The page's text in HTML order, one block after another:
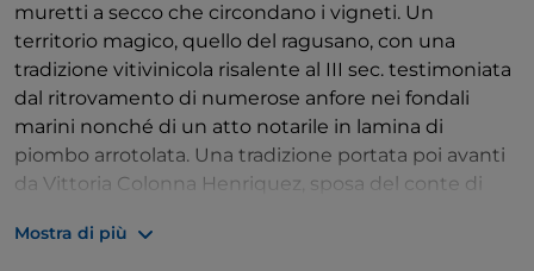
muretti a secco che circondano i vigneti. Un
territorio magico, quello del ragusano, con una
tradizione vitivinicola risalente al III sec. testimoniata
dal ritrovamento di numerose anfore nei fondali
marini nonché di un atto notarile in lamina di
piombo arrotolata. Una tradizione portata poi avanti
da Vittoria Colonna Henriquez, sposa del conte di
incentivò la produzione di vino donando ettari di
Mostra di più